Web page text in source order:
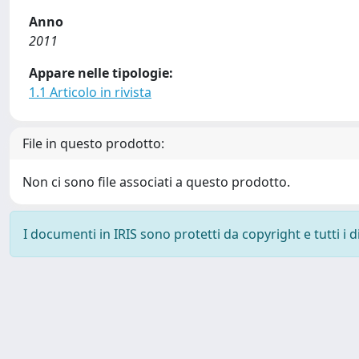
Anno
2011
Appare nelle tipologie:
1.1 Articolo in rivista
File in questo prodotto:
Non ci sono file associati a questo prodotto.
I documenti in IRIS sono protetti da copyright e tutti i